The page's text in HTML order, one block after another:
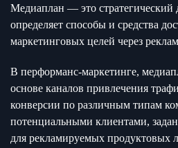
Медиаплан — это стратегический
определяет способы и средства
маркетинговых целей через
В перформанс-маркетинге,
основе каналов привлечения
конверсии по различным типам
потенциальными клиентами,
для рекламируемых продуктовых